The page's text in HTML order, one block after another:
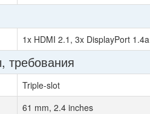
1x HDMI 2.1, 3x DisplayPort 1.4a
требования
Triple-slot
61 mm, 2.4 inches